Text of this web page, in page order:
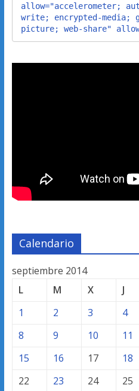
allow="accelerometer;
write; encrypted-media;
picture; web-share"
Calendario
septiembre 2014
L
M X J
1
2 3 4
8
9 10 11
15
16 17 18
22
23 24 25